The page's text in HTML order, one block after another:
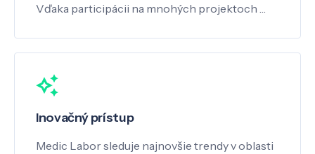
Vďaka participácii na mnohých projektoch …
Inovačný prístup
Medic Labor sleduje najnovšie trendy v oblasti